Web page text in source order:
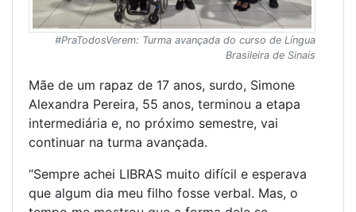
#PraTodosVerem: Turma avançada do curso de Língua
Brasileira de Sinais
Mãe de um rapaz de 17 anos, surdo, Simone
Alexandra Pereira, 55 anos, terminou a etapa
intermediária e, no próximo semestre, vai
continuar na turma avançada.
“Sempre achei LIBRAS muito difícil e esperava
que algum dia meu filho fosse verbal. Mas, o